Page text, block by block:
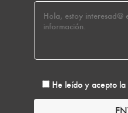
He leído y acepto la